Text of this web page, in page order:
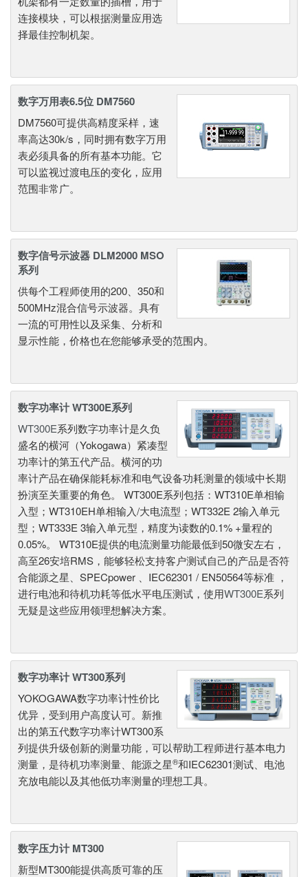
连接模块，可以根据测量应用选
择最佳控制机架。
数字万用表6.5位 DM7560
DM7560可提供高精度采样，速
率高达30k/s，同时拥有数字万用
表必须具备的所有基本功能。它
可以监视过渡电压的变化，应用
范围非常广。
数字信号示波器 DLM2000 MSO
系列
供每个工程师使用的200、350和
500MHz混合信号示波器。具有
一流的可用性以及采集、分析和
显示性能，价格也在您能够承受的范围内。
数字功率计 WT300E系列
WT300E系列数字功率计是久负
盛名的横河（Yokogawa）紧凑型
功率计的第五代产品。横河的功
率计产品在确保能耗标准和电气设备功耗测量的领域中长期
扮演至关重要的角色。 WT300E系列包括：WT310E单相输
入型；WT310EH单相输入/大电流型；WT332E 2输入单元
型；WT333E 3输入单元型，精度为读数的0.1% +量程的
0.05%。 WT310E提供的电流测量功能最低到50微安左右，
高至26安培RMS，能够轻松支持客户测试自己的产品是否符
合能源之星、SPECpower 、IEC62301 / EN50564等标准 ，
进行电池和待机功耗等低水平电压测试，使用WT300E系列
无疑是这些应用领理想解决方案。
数字功率计 WT300系列
YOKOGAWA数字功率计性价比
优异，受到用户高度认可。新推
出的第五代数字功率计WT300系
列提供升级创新的测量功能，可以帮助工程师进行基本电力
测量，是待机功率测量、能源之星®和IEC62301测试、电池
充放电能以及其他低功率测量的理想工具。
数字压力计 MT300
新型MT300能提供高质可靠的压